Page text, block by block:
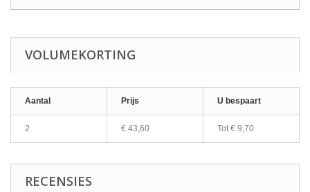
VOLUMEKORTING
Aantal Prijs U bespaart
2 € 43,60 Tot€ 9,70
RECENSIES